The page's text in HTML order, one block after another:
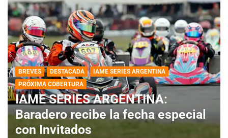
BREVES DESTACADA
IAME SERIES ARGENTINA
PRÓXIMA COBERTURA
IAME SERIES ARGENTINA:
Baradero recibe la fecha especial
con Invitados